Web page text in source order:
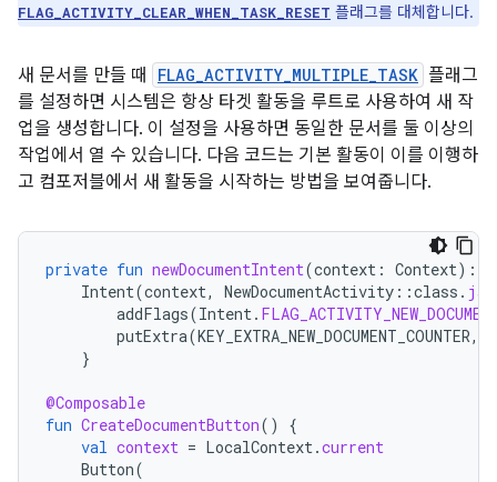
FLAG_ACTIVITY_CLEAR_WHEN_TASK_RESET 플래그를 대체합니다.
새 문서를 만들 때 FLAG_ACTIVITY_MULTIPLE_TASK 플래그
를 설정하면 시스템은 항상 타겟 활동을 루트로 사용하여 새 작
업을 생성합니다. 이 설정을 사용하면 동일한 문서를 둘 이상의
작업에서 열 수 있습니다. 다음 코드는 기본 활동이 이를 이행하
고 컴포저블에서 새 활동을 시작하는 방법을 보여줍니다.
private fun newDocumentIntent(context : Context):
Intent(context, NewDocumentActivity ::class .
addFlags(Intent .
putExtra(KEY_EXTRA_NEW_DOCUMENT_COUNTER,
}
@Composable
fun CreateDocumentButton()
{
val context = LocalContext .current
Button(